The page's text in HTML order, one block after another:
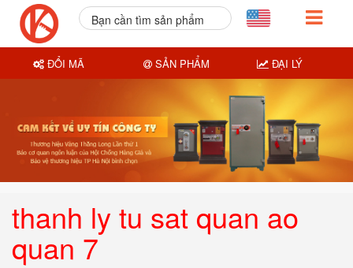
thanh ly tu sat quan ao
quan 7
Bạn cần tìm sản phẩm
ĐỔI MÃ SẢN PHẨM ĐẠI LÝ